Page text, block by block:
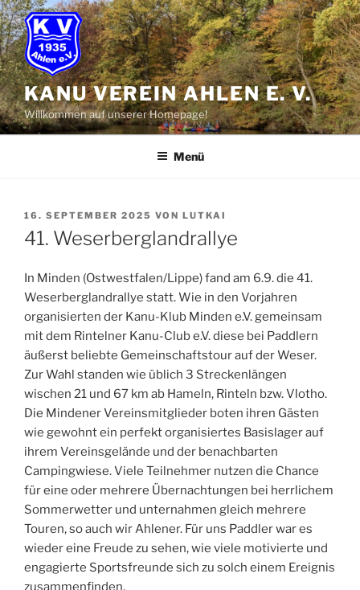
Zum
Inhalt
springen
KANU VEREIN AHLEN E. V.
Willkommen auf unserer Homepage!
Menü
VERÖFFENTLICHT
AM
16. SEPTEMBER 2025 VON LUTKAI
41. Weserberglandrallye
In Minden (Ostwestfalen/Lippe) fand am 6.9. die 41.
Weserberglandrallye statt. Wie in den Vorjahren
organisierten der Kanu-Klub Minden e.V. gemeinsam
mit dem Rintelner Kanu-Club e.V. diese bei Paddlern
äußerst beliebte Gemeinschaftstour auf der Weser.
Zur Wahl standen wie üblich 3 Streckenlängen
wischen 21 und 67 km ab Hameln, Rinteln bzw. Vlotho.
Die Mindener Vereinsmitglieder boten ihren Gästen
wie gewohnt ein perfekt organisiertes Basislager auf
ihrem Vereinsgelände und der benachbarten
Campingwiese. Viele Teilnehmer nutzen die Chance
für eine oder mehrere Übernachtungen bei herrlichem
Sommerwetter und unternahmen gleich mehrere
Touren, so auch wir Ahlener. Für uns Paddler war es
wieder eine Freude zu sehen, wie viele motivierte und
engagierte Sportsfreunde sich zu solch einem Ereignis
zusammenfinden.